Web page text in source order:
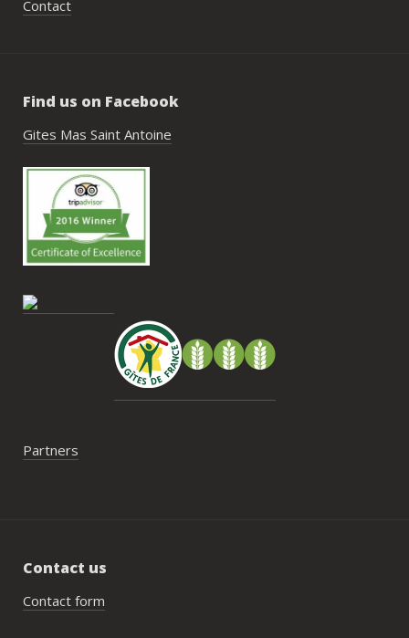
piscine, nature, tranquillité, nombreux
hébergements et beaucoup d’activités à
très beau souvenir de ce week-end et
nous recommandons le Mas Saint-
Antoine sans hésitation.**La seule petite
contrainte du week-end concerne la
gestion des déchets, puisqu’il n’y a pas
de tri directement sur le domaine et qu’il
faut se rendre au village. Cela ne nous a
pas posé de véritable problème, mais ce
serait un vrai plus à l’avenir.
Contact
Find us on Facebook
Gites Mas Saint Antoine
Partners
Contact us
Contact form